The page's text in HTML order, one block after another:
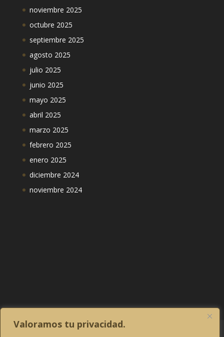
Valoramos tu privacidad.
noviembre 2025
octubre 2025
septiembre 2025
agosto 2025
julio 2025
junio 2025
mayo 2025
abril 2025
marzo 2025
febrero 2025
enero 2025
diciembre 2024
noviembre 2024